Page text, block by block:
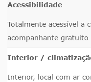
Acessibilidade
Totalmente acessível a
acompanhante gratuito
Interior /
Interior, local com ar